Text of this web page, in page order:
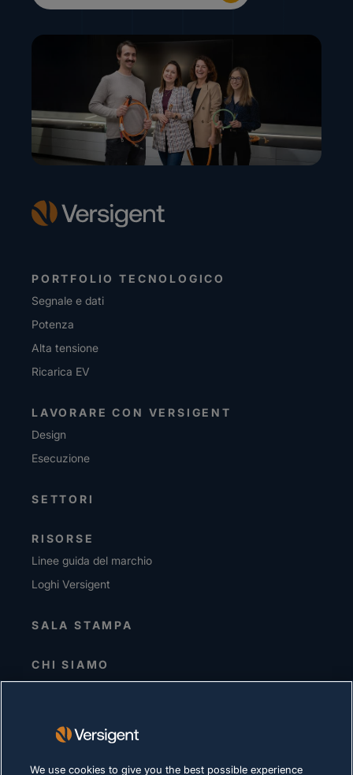
PORTFOLIO TECNOLOGICO
Segnale e dati
Potenza
Alta tensione
Ricarica EV
LAVORARE CON VERSIGENT
Design
Esecuzione
SETTORI
RISORSE
Linee guida del marchio
Loghi Versigent
SALA STAMPA
CHI SIAMO
Direzione senior
Fornitori
We use cookies to give you the best possible experience